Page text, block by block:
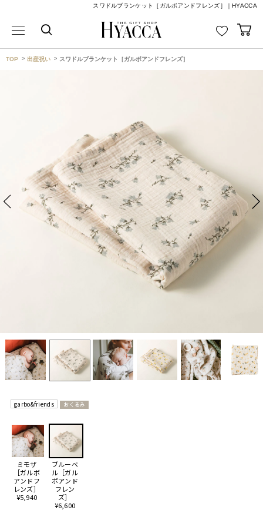
スワドルブランケット［ガルボアンドフレンズ］｜HYACCA
TOP 出産祝い スワドルブランケット［ガルボアンドフレンズ］
garbo&friends おくるみ
ミモザ
［ガルボ
アンドフ
レンズ］
¥5,940
ブルーベ
ル［ガル
ボアンド
フレン
ズ］
¥6,600